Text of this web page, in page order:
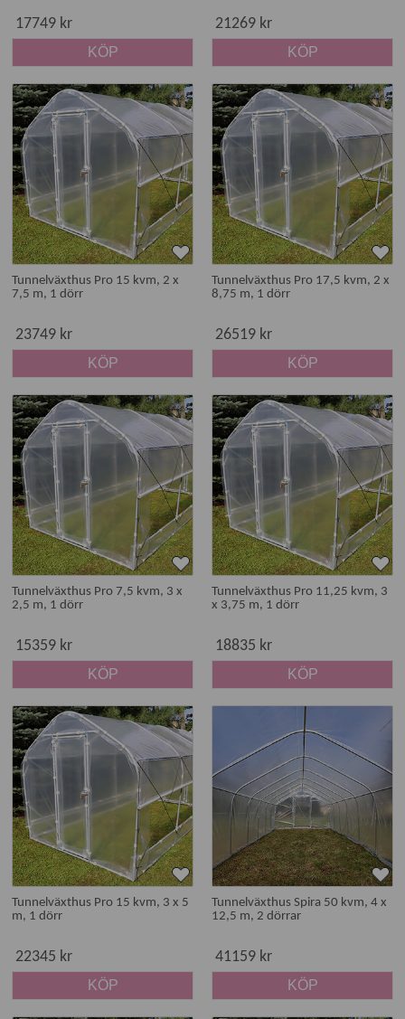
17749 kr
KÖP
21269 kr
KÖP
Tunnelväxthus Pro 15 kvm, 2 x
7,5 m, 1 dörr
23749 kr
KÖP
Tunnelväxthus Pro 17,5 kvm, 2 x
8,75 m, 1 dörr
26519 kr
KÖP
Tunnelväxthus Pro 7,5 kvm, 3 x
2,5 m, 1 dörr
15359 kr
KÖP
Tunnelväxthus Pro 11,25 kvm, 3
x 3,75 m, 1 dörr
18835 kr
KÖP
Tunnelväxthus Pro 15 kvm, 3 x 5
m, 1 dörr
22345 kr
KÖP
Tunnelväxthus Spira 50 kvm, 4 x
12,5 m, 2 dörrar
41159 kr
KÖP